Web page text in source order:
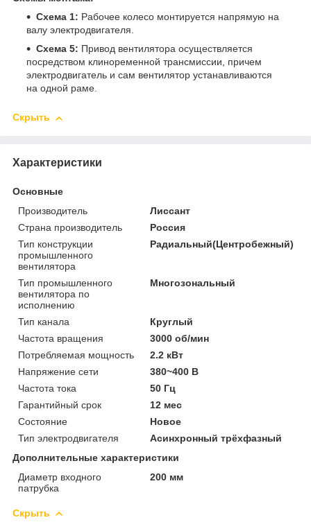
Схема 1: Рабочее колесо монтируется напрямую на
валу электродвигателя.
Схема 5: Привод вентилятора осуществляется
посредством клиноременной трансмиссии, причем
электродвигатель и сам вентилятор устанавливаются
на одной раме.
Скрыть
Характеристики
Основные
Производитель
Лиссант
Страна производитель
Россия
Тип конструкции
промышленного
вентилятора
Радиальный(Центробежный)
Тип промышленного
вентилятора по
исполнению
Многозональный
Тип канала
Круглый
Частота вращения
3000 об/мин
Потребляемая мощность
2.2 кВт
Напряжение сети
380~400 В
Частота тока
50 Гц
Гарантийный срок
12 мес
Состояние
Новое
Тип электродвигателя
Асинхронный трёхфазный
Дополнительные характеристики
Диаметр входного
патрубка
200 мм
Скрыть